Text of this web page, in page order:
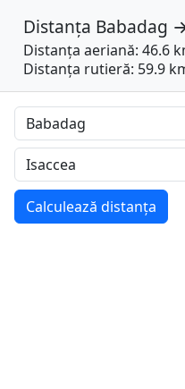
Distanța Babadag
Distanța aeriană: 46.6
Distanța rutieră: 59.9
Calculează distanța